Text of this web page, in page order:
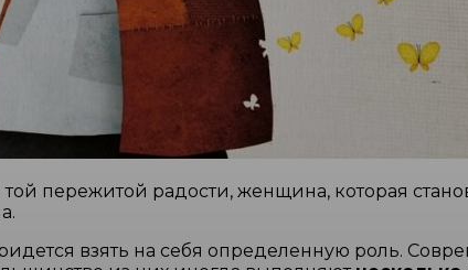
пережитой радости, женщина, которая
взять на себя определенную роль.